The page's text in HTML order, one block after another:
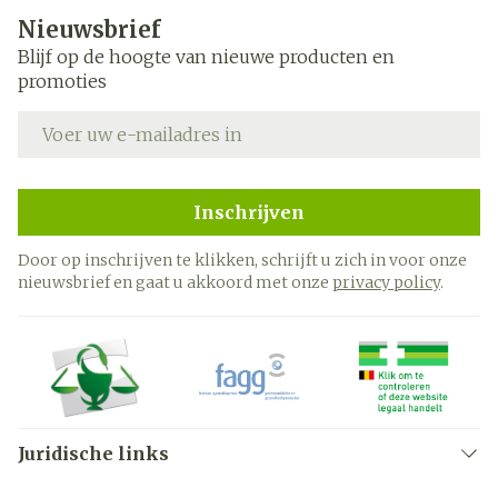
Nieuwsbrief
Blijf op de hoogte van nieuwe producten en
promoties
Inschrijven
Door op inschrijven te klikken, schrijft u zich in voor onze
nieuwsbrief en gaat u akkoord met onze privacy policy.
Juridische links